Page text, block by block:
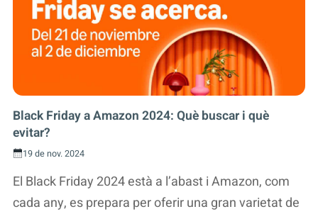
Black Friday a Amazon 2024: Què buscar i què
evitar?
19 de nov. 2024
El Black Friday 2024 està a l’abast i Amazon, com
cada any, es prepara per oferir una gran varietat de